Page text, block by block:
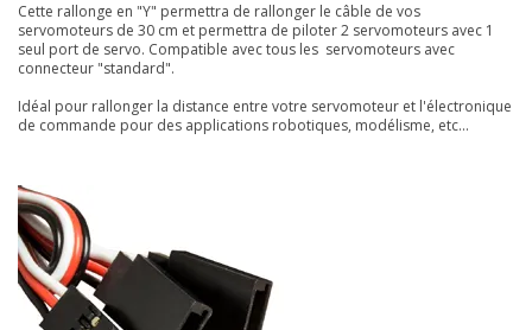
Cette rallonge en "Y" permettra de rallonger le câble de vos
servomoteurs de 30 cm et permettra de piloter 2 servomoteurs avec 1
seul port de servo. Compatible avec tous les servomoteurs avec
connecteur "standard".
Idéal pour rallonger la distance entre votre servomoteur et l'électronique
de commande pour des applications robotiques, modélisme, etc...